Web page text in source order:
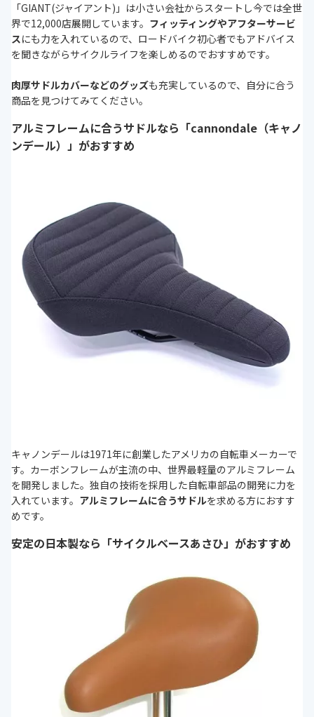
「GIANT(ジャイアント)」は小さい会社からスタートし今では全世
界で12,000店展開しています。 フィッティングやアフターサービ
スにも力を入れているので、ロードバイク初心者でもアドバイス
を聞きながらサイクルライフを楽しめるのでおすすめです。
肉厚サドルカバーなどのグッズも充実しているので、自分に合う
商品を見つけてみてください。
アルミフレームに合うサドルなら「cannondale（キャノ
ンデール）」がおすすめ
キャノンデールは1971年に創業したアメリカの自転車メーカーで
す。カーボンフレームが主流の中、世界最軽量のアルミフレーム
を開発しました。独自の技術を採用した自転車部品の開発に力を
入れています。 アルミフレームに合うサドルを求める方におすす
めです。
安定の日本製なら「サイクルベースあさひ」がおすすめ